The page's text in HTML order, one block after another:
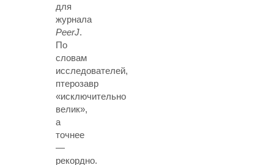
для
журнала
PeerJ.
По
словам
исследователей,
птерозавр
«исключительно
велик»,
а
точнее
—
рекордно.